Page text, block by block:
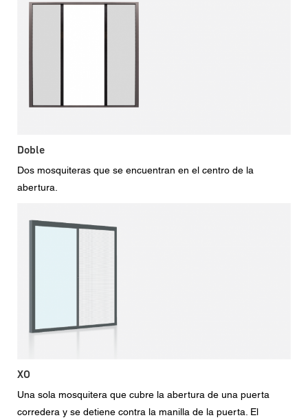
Doble
Dos mosquiteras que se encuentran en el centro de la
abertura.
XO
Una sola mosquitera que cubre la abertura de una puerta
corredera y se detiene contra la manilla de la puerta. El